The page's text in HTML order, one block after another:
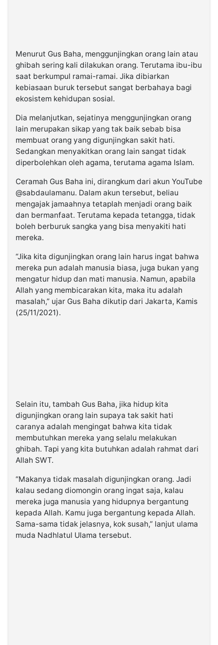
Menurut Gus Baha, menggunjingkan orang lain atau
ghibah sering kali dilakukan orang. Terutama ibu-ibu
saat berkumpul ramai-ramai. Jika dibiarkan
kebiasaan buruk tersebut sangat berbahaya bagi
ekosistem kehidupan sosial.
Dia melanjutkan, sejatinya menggunjingkan orang
lain merupakan sikap yang tak baik sebab bisa
membuat orang yang digunjingkan sakit hati.
Sedangkan menyakitkan orang lain sangat tidak
diperbolehkan oleh agama, terutama agama Islam.
Ceramah Gus Baha ini, dirangkum dari akun YouTube
@sabdaulamanu. Dalam akun tersebut, beliau
mengajak jamaahnya tetaplah menjadi orang baik
dan bermanfaat. Terutama kepada tetangga, tidak
boleh berburuk sangka yang bisa menyakiti hati
mereka.
“Jika kita digunjingkan orang lain harus ingat bahwa
mereka pun adalah manusia biasa, juga bukan yang
mengatur hidup dan mati manusia. Namun, apabila
Allah yang membicarakan kita, maka itu adalah
masalah,” ujar Gus Baha dikutip dari Jakarta, Kamis
(25/11/2021).
Selain itu, tambah Gus Baha, jika hidup kita
digunjingkan orang lain supaya tak sakit hati
caranya adalah mengingat bahwa kita tidak
membutuhkan mereka yang selalu melakukan
ghibah. Tapi yang kita butuhkan adalah rahmat dari
Allah SWT.
“Makanya tidak masalah digunjingkan orang. Jadi
kalau sedang diomongin orang ingat saja, kalau
mereka juga manusia yang hidupnya bergantung
kepada Allah. Kamu juga bergantung kepada Allah.
Sama-sama tidak jelasnya, kok susah,” lanjut ulama
muda Nadhlatul Ulama tersebut.